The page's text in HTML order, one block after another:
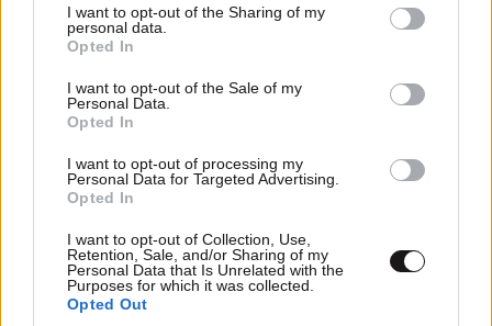
not limited to your visit or usage behaviour. You may click to
grant or deny consent to Google and its third-party tags to
use your data for below specified purposes in below Google
consent section.
I want to opt-out of the Sharing of my
personal data.
Opted In
I want to opt-out of the Sale of my
Personal Data.
Opted In
I want to opt-out of processing my
Personal Data for Targeted Advertising.
Opted In
I want to opt-out of Collection, Use,
Retention, Sale, and/or Sharing of my
Personal Data that Is Unrelated with the
Purposes for which it was collected.
Opted Out
ΚΟΣΜΟΣ 2 ω. πριν
Αιγαίο – Μετά το Χωροταξικό Πλαίσιο για τον
ελληνικό τουρισμό, το τουρκικό ΥΠΕΞ τραβάει
το σχοινί